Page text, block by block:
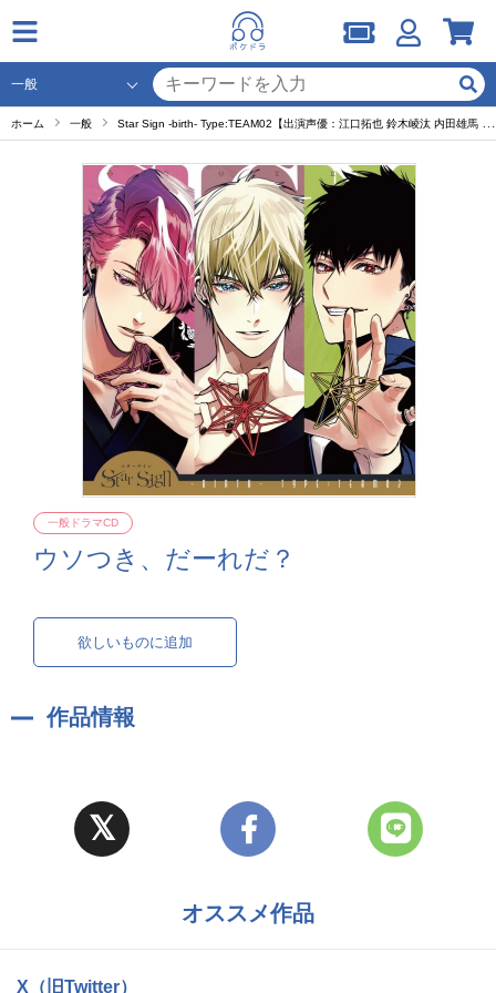
ホーム 一般 Star Sign -birth- Type:TEAM02【出演声優：江口拓也 鈴木崚汰 内田雄馬 木村良平 岡本信彦 梅原裕一郎 古川慎 佐藤拓也 伊東健人 豊永利行 新垣樽助 小野友樹 森川智之 浪川大輔 小野大輔】
ウソつき、だーれだ？
一般ドラマCD
欲しいものに追加
作品情報
オススメ作品
X（旧Twitter）